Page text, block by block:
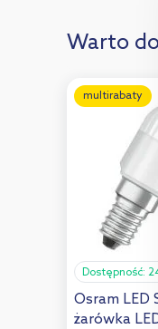
Warto
multirabaty
Dostępność:
Osram LED
żarówka